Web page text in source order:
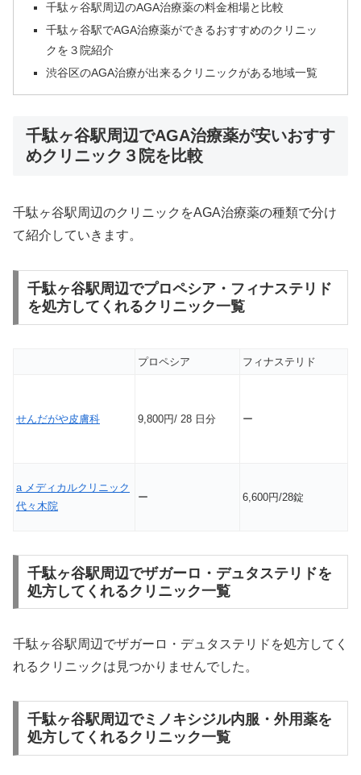
千駄ヶ谷駅周辺のAGA治療薬の料金相場と比較
千駄ヶ谷駅でAGA治療薬ができるおすすめのクリニッ
クを３院紹介
渋谷区のAGA治療が出来るクリニックがある地域一覧
千駄ヶ谷駅周辺でAGA治療薬が安いおすす
めクリニック３院を比較
千駄ヶ谷駅周辺のクリニックをAGA治療薬の種類で分け
て紹介していきます。
千駄ヶ谷駅周辺でプロペシア・フィナステリド
を処方してくれるクリニック一覧
プロペシア フィナステリド
せんだがや皮膚科 9,800円/ 28 日分 ー
a メディカルクリニック
代々木院
ー 6,600円/28錠
千駄ヶ谷駅周辺でザガーロ・デュタステリドを
処方してくれるクリニック一覧
千駄ヶ谷駅周辺でザガーロ・デュタステリドを処方してく
れるクリニックは見つかりませんでした。
千駄ヶ谷駅周辺でミノキシジル内服・外用薬を
処方してくれるクリニック一覧